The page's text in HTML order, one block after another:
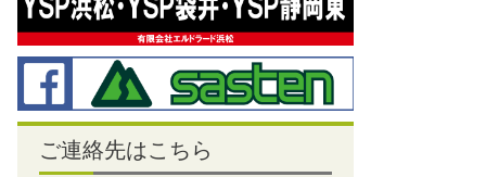
ご連絡先はこちら